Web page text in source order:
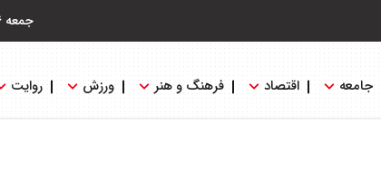
جمعه ۱۶ مرداد ۱۴۰۵
جامعه اقتصاد فرهنگ و هنر ورزش روایت